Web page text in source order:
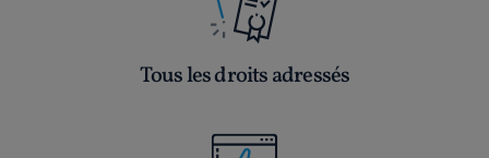
Tous les droits adressés